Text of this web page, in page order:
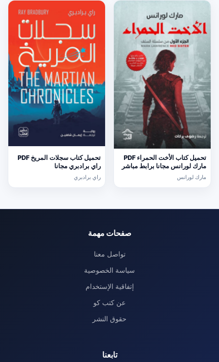
تحميل كتاب الأخت الحمراء PDF
مارك لورانس مجانا برابط مباشر
مارك لورانس
تحميل كتاب سجلات المريخ PDF
راي برادبري مجانا
راي برادبري
صفحات مهمة
تواصل معنا
سياسة الخصوصية
إتفاقية الإستخدام
عن كتب كو
حقوق النشر
تابعنا